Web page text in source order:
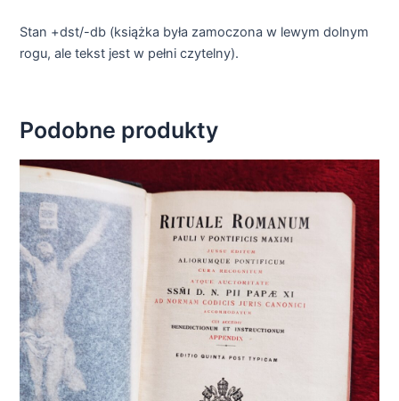
Stan +dst/-db (książka była zamoczona w lewym dolnym
rogu, ale tekst jest w pełni czytelny).
Podobne produkty